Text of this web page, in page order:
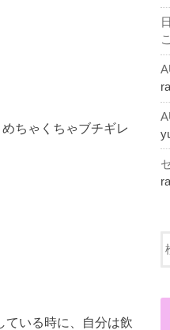
ちゃくちゃブチギレ
ている時に、自分は飲